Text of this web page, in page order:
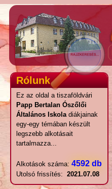
Rólunk
Ez az oldal a tiszaföldvári
Papp Bertalan Ószőlői
Általános Iskoladiákjainak
egy-egy témában készült
legszebb alkotásait
tartalmazza...
Alkotások száma: 4592 db
Utolsó frissítés: 2021.07.08